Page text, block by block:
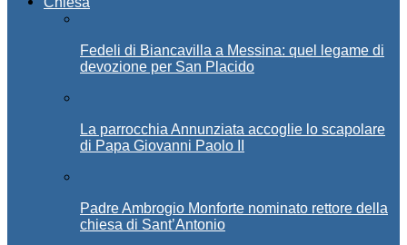
Fedeli di Biancavilla a Messina: quel legame di
devozione per San Placido
La parrocchia Annunziata accoglie lo scapolare
di Papa Giovanni Paolo II
Padre Ambrogio Monforte nominato rettore della
chiesa di Sant’Antonio